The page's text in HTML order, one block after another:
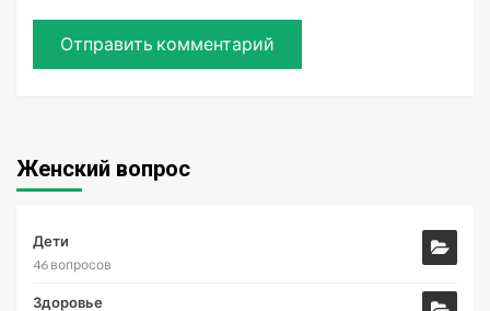
Женский вопрос
Дети
46 вопросов
Здоровье